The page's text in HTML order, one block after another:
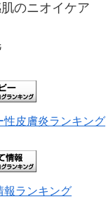
のニオイケア
性皮膚炎ランキング
報ランキング